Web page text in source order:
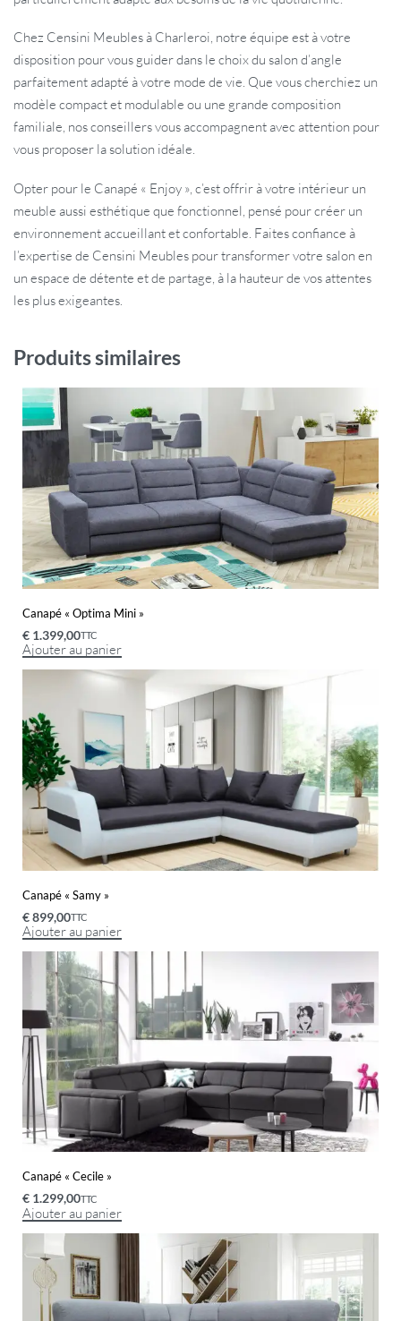
Chez Censini Meubles à Charleroi, notre équipe est à votre
disposition pour vous guider dans le choix du salon d’angle
parfaitement adapté à votre mode de vie. Que vous cherchiez un
modèle compact et modulable ou une grande composition
familiale, nos conseillers vous accompagnent avec attention pour
vous proposer la solution idéale.
Opter pour le Canapé « Enjoy », c’est offrir à votre intérieur un
meuble aussi esthétique que fonctionnel, pensé pour créer un
environnement accueillant et confortable. Faites confiance à
l’expertise de Censini Meubles pour transformer votre salon en
un espace de détente et de partage, à la hauteur de vos attentes
les plus exigeantes.
Produits similaires
Canapé « Optima Mini »
€ 1.399,00TTC
Ajouter au panier
Canapé « Samy »
€899,00TTC
Ajouter au panier
Canapé « Cecile »
€ 1.299,00TTC
Ajouter au panier